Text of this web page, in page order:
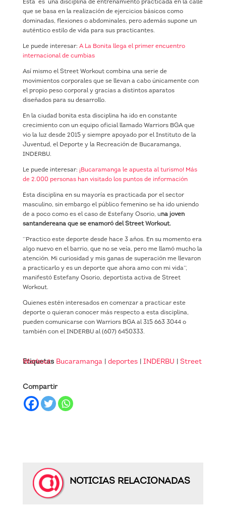
Esta es una disciplina de entrenamiento practicada en la calle
que se basa en la realización de ejercicios básicos como
dominadas, flexiones o abdominales, pero además supone un
auténtico estilo de vida para sus practicantes.
Le puede interesar: A La Bonita llega el primer encuentro
internacional de cumbias
Así mismo el Street Workout combina una serie de
movimientos corporales que se llevan a cabo únicamente con
el propio peso corporal y gracias a distintos aparatos
diseñados para su desarrollo.
En la ciudad bonita esta disciplina ha ido en constante
crecimiento con un equipo oficial llamado Warriors BGA que
vio la luz desde 2015 y siempre apoyado por el Instituto de la
Juventud, el Deporte y la Recreación de Bucaramanga,
INDERBU.
Le puede interesar: ¡Bucaramanga le apuesta al turismo! Más
de 2.000 personas han visitado los puntos de información
Esta disciplina en su mayoría es practicada por el sector
masculino, sin embargo el público femenino se ha ido uniendo
de a poco como es el caso de Estefany Osorio, una joven
santandereana que se enamoró del Street Workout.
‘’Practico este deporte desde hace 3 años. En su momento era
algo nuevo en el barrio, que no se veía, pero me llamó mucho la
atención. Mi curiosidad y mis ganas de superación me llevaron
a practicarlo y es un deporte que ahora amo con mi vida’’,
manifestó Estefany Osorio, deportista activa de Street
Workout.
Quienes estén interesados en comenzar a practicar este
deporte o quieran conocer más respecto a esta disciplina,
pueden comunicarse con Warriors BGA al 315 663 3044 o
también con el INDERBU al (607) 6450333.
Etiquetas Bucaramanga| deportes| INDERBU
Street Workout
Compartir
NOTICIAS RELACIONADAS